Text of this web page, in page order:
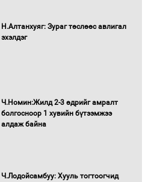
орчныг бүрдүүллээ
Н.Алтанхуяг: Зураг төслөөс авлигал
эхэлдэг
Ч.Номин:Жилд 2-3 өдрийг амралт
болгосноор 1 хувийн бүтээмжээ
алдаж байна
Ч.Лодойсамбуу: Хууль тогтоогчид